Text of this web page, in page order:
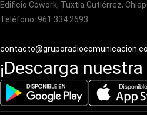
Edificio Cowork, Tuxtla Gutiérrez,
Teléfono: 961 334 2693
¡Descarga